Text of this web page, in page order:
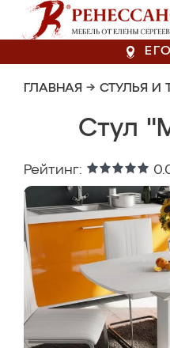
ГЛАВНАЯ → СТУЛЬЯ И
Стул
Рейтинг: